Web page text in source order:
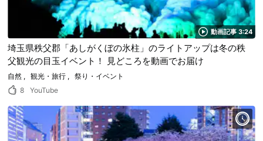
動画記事 3:24
埼玉県秩父郡「あしがくぼの氷柱」のライトアップは冬の秩
父観光の目玉イベント！ 見どころを動画でお届け
自然 観光・旅行
祭り・イベント
8
YouTube